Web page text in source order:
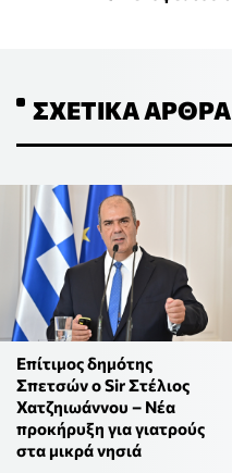
ΣΧΕΤΙΚΆ ΆΡΘΡΑ
Επίτιμος δημότης
Σπετσών ο Sir Στέλιος
Χατζηιωάννου – Νέα
προκήρυξη για γιατρούς
στα μικρά νησιά